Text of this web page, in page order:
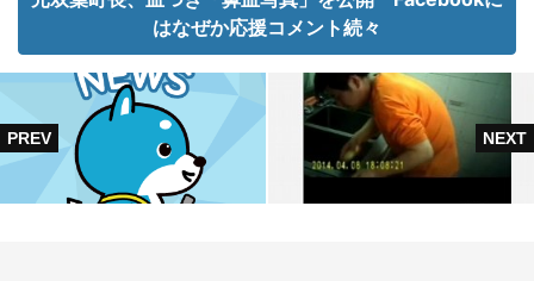
はなぜか応援コメント続々